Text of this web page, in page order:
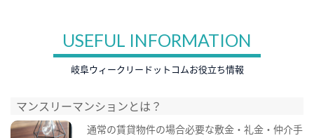
USEFUL INFORMATION
岐阜ウィークリードットコムお役立ち情報
マンスリーマンションとは？
通常の賃貸物件の場合必要な敷金・礼金・仲介手